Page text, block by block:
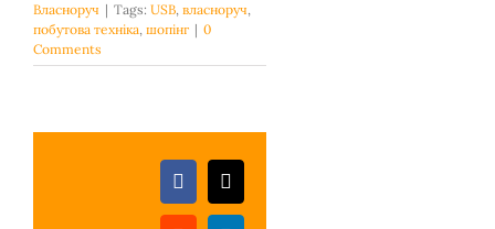
Власноруч | Tags: USB, власноруч,
побутова техніка, шопінг | 0
Comments
Facebook
X